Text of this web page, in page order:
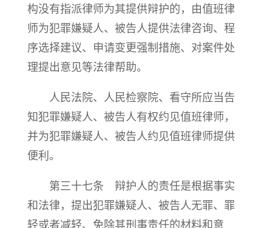
构没有指派律师为其提供辩护的，由值班律
师为犯罪嫌疑人、被告人提供法律咨询、程
序选择建议、申请变更强制措施、对案件处
理提出意见等法律帮助。
人民法院、人民检察院、看守所应当告
知犯罪嫌疑人、被告人有权约见值班律师，
并为犯罪嫌疑人、被告人约见值班律师提供
便利。
第三十七条 辩护人的责任是根据事实
和法律，提出犯罪嫌疑人、被告人无罪、罪
轻或者减轻、免除其刑事责任的材料和意